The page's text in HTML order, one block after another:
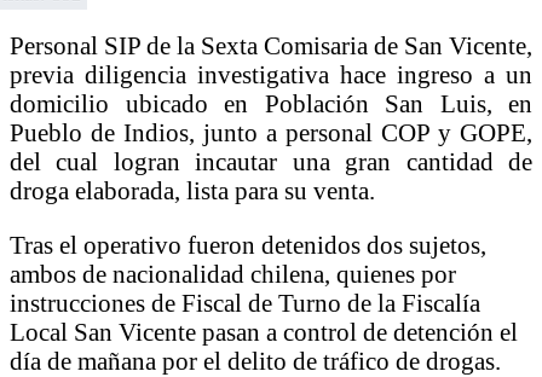
Personal SIP de la Sexta Comisaria de San Vicente,
previa diligencia investigativa hace ingreso a un
domicilio ubicado en Población San Luis, en
Pueblo de Indios, junto a personal COP y GOPE,
del cual logran incautar una gran cantidad de
droga elaborada, lista para su venta.
Tras el operativo fueron detenidos dos sujetos,
ambos de nacionalidad chilena, quienes por
instrucciones de Fiscal de Turno de la Fiscalía
Local San Vicente pasan a control de detención el
día de mañana por el delito de tráfico de drogas.